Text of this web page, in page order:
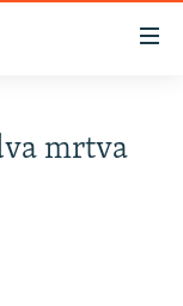
mrtva